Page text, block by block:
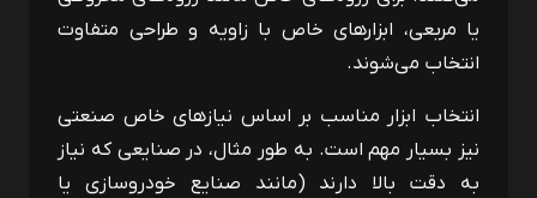
یا مربعی، ابزارهای خاص با زاویه و طراحی متفاوت
انتخاب می‌شوند.
انتخاب ابزار مناسب بر اساس نیازهای خاص صنعتی
نیز بسیار مهم است. به ‌طور مثال، در صنایعی که نیاز
به دقت بالا دارند (مانند صنایع خودروسازی یا